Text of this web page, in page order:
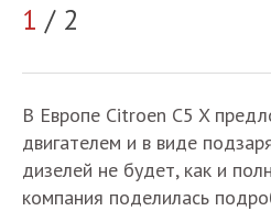
1 / 2
В Европе Citroen C5 X
двигателем и в виде
дизелей не будет, как и
компания поделилась